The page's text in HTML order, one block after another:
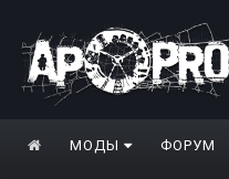
МОДЫ ФОРУМ